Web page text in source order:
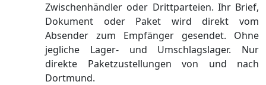
Zwischenhändler oder Drittparteien. Ihr Brief,
Dokument oder Paket wird direkt vom
Absender zum Empfänger gesendet. Ohne
jegliche Lager- und Umschlagslager. Nur
direkte Paketzustellungen von und nach
Dortmund.